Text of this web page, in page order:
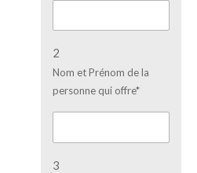
2
Nom et Prénom de la
personne qui offre*
3